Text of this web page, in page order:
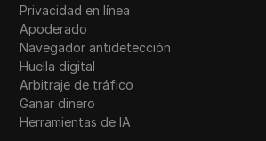
Privacidad en línea
Apoderado
Navegador antidetección
Huella digital
Arbitraje de tráfico
Ganar dinero
Herramientas de IA